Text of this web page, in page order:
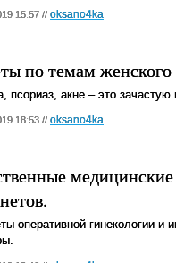
15:57 // oksano4ka
по темам женского
псориаз, акне – это
18:53 // oksano4ka
оперативной гинекологии и